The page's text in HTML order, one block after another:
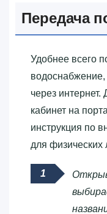
Передача
Удобнее всего
через
кабинет на
инструкция по
для физических